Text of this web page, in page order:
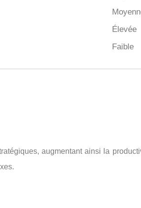
Élevée
Faible
augmentant ainsi la